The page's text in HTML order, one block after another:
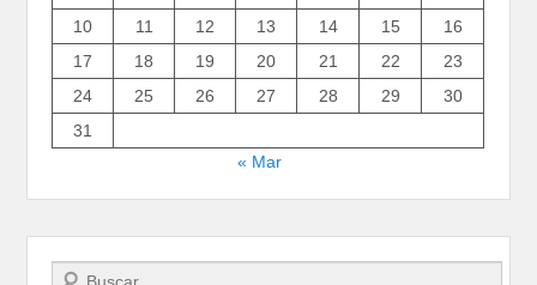
10
11 12 13 14 15
16
17
18 19 20 21 22
23
24
25 26 27 28 29
30
31
« Mar
Buscar